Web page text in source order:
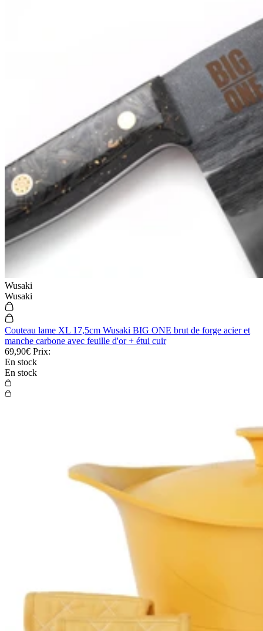
Wusaki
Wusaki
Couteau lame XL 17,5cm Wusaki BIG ONE brut de forge acier et
manche carbone avec feuille d'or + étui cuir
69,90€ Prix:
En stock
En stock